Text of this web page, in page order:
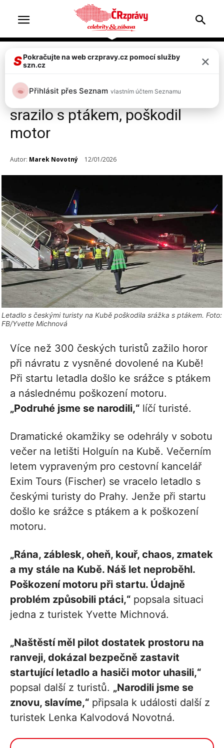
Cestování
Drama českých turistů na
Kubě! Letadlo se při startu
srazilo s ptákem, poškodil
motor
Autor: Marek Novotný 12/01/2026
Letadlo s českými turisty na Kubě poškodila srážka s ptákem. Foto:
FB/Yvette Michnová
Více než 300 českých turistů zažilo horor
při návratu z vysněné dovolené na Kubě!
Při startu letadla došlo ke srážce s ptákem
a následnému poškození motoru.
„Podruhé jsme se narodili,“ líčí turisté.
Dramatické okamžiky se odehrály v sobotu
večer na letišti Holguín na Kubě. Večerním
letem vypraveným pro cestovní kancelář
Exim Tours (Fischer) se vracelo letadlo s
českými turisty do Prahy. Jenže při startu
došlo ke srážce s ptákem a k poškození
motoru.
„Rána, záblesk, oheň, kouř, chaos, zmatek
a my stále na Kubě. Náš let neproběhl.
Poškození motoru při startu. Údajně
problém způsobili ptáci,“ popsala situaci
jedna z turistek Yvette Michnová.
„Naštěstí měl pilot dostatek prostoru na
ranveji, dokázal bezpečně zastavit
startující letadlo a hasiči motor uhasili,“
popsal další z turistů. „Narodili jsme se
znovu, slavíme,“ připsala k události další z
turistek Lenka Kalvodová Novotná.
SPokračujte na web crzpravy.cz pomocí služby
szn.cz
×
Přihlásit přes Seznam vlastním účtem Seznamu